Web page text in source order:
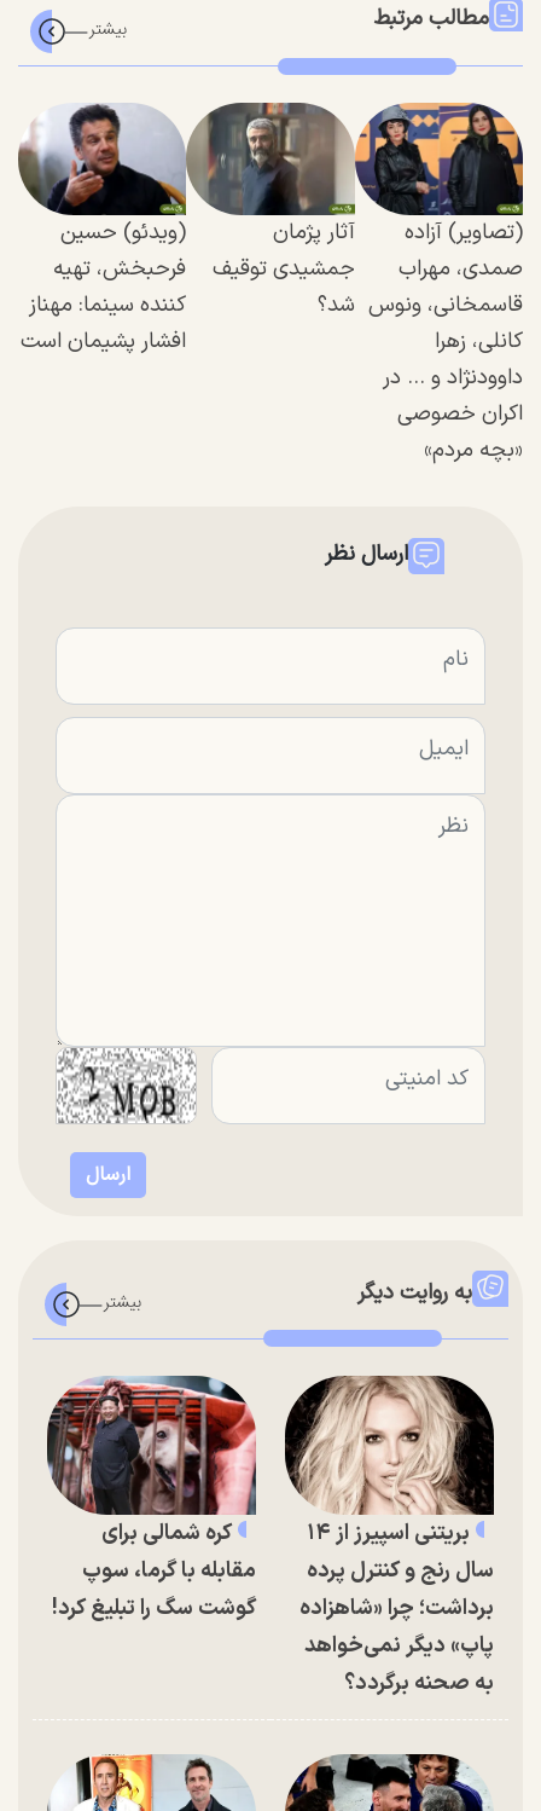
مطالب مرتبط
(تصاویر) آزاده
صمدی، مهراب
قاسمخانی، ونوس
کانلی، زهرا
داوود‌نژاد و ... در
اکران خصوصی
«بچه مردم»
آثار پژمان
جمشیدی توقیف
شد؟
(ویدئو) حسین
فرحبخش، تهیه
کننده سینما: مهناز
افشار پشیمان است
ارسال نظر
به روایت دیگر
بریتنی اسپیرز از ۱۴
سال رنج و کنترل پرده
برداشت؛ چرا «شاهزاده
پاپ» دیگر نمی‌خواهد
به صحنه برگردد؟
کره شمالی برای
مقابله با گرما، سوپ
گوشت سگ را تبلیغ کرد!